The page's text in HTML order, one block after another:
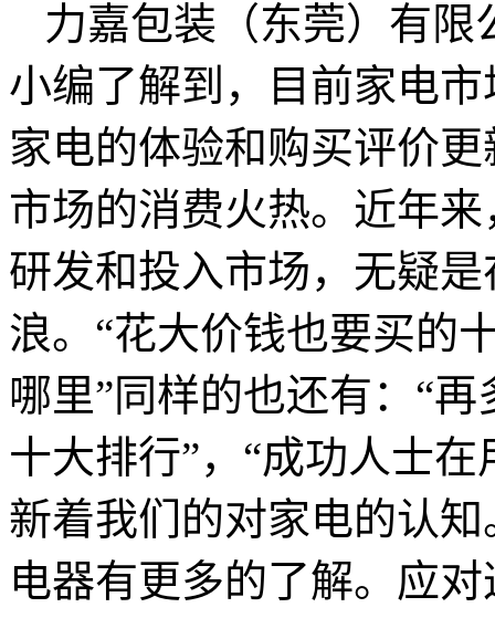
力嘉包装（东莞）有
小编了解到，目前家电
家电的体验和购买评价
市场的消费火热。近年
研发和投入市场，无疑
浪。“花大价钱也要买的
哪里”同样的也还有：“
十大排行”，“成功人士
新着我们的对家电的认
电器有更多的了解。应